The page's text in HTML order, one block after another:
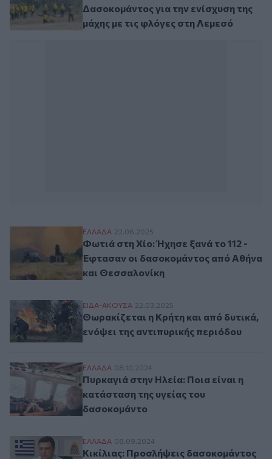
Δασοκομάντος για την ενίσχυση της
μάχης με τις φλόγες στη Λεμεσό
Φωτιά στη Χίο: Ήχησε ξανά το 112 -
ΕΛΛAΔΑ 22.06.2025
Φωτιά στη Χίο: Ήχησε ξανά το 112 -
Έφτασαν οι δασοκομάντος από Αθήνα
και Θεσσαλονίκη
Θωρακίζεται η Κρήτη και από δυτικά,
ΕΙΔΑ-ΑΚΟΥΣΑ 22.03.2025
Θωρακίζεται η Κρήτη και από δυτικά,
ενόψει της αντιπυρικής περιόδου
Πυρκαγιά στην Ηλεία: Ποια είναι η
ΕΛΛAΔΑ 08.10.2024
Πυρκαγιά στην Ηλεία: Ποια είναι η
κατάσταση της υγείας του
δασοκομάντο
Κικίλιας: Προσλήψεις δασοκομάντος και
ΕΛΛAΔΑ 08.09.2024
Κικίλιας: Προσλήψεις δασοκομάντος